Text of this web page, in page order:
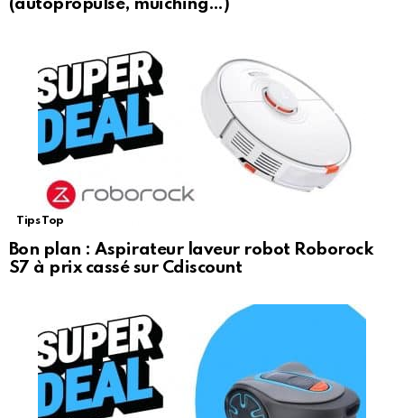
(autopropulsé, muiching…)
Tips Top
Bon plan : Aspirateur laveur robot Roborock
S7 à prix cassé sur Cdiscount